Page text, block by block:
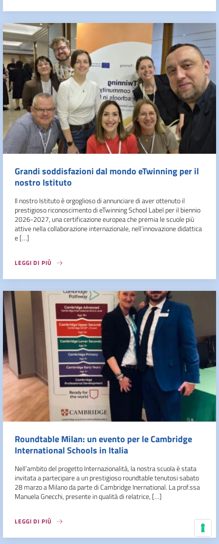
Grandi soddisfazioni dal mondo eTwinning per il
nostro Istituto
Il nostro Istituto è orgoglioso di annunciare di aver ottenuto il
prestigioso riconoscimento di eTwinning School Label per il biennio
2026-2027, una certificazione europea che premia le scuole più
attive nella collaborazione internazionale, nell’innovazione didattica
e […]
LEGGI DI PIÙ
Roundtable Milan: un evento per le Cambridge
International Schools in Italia
Nell’ambito del progetto Internazionalità, la nostra scuola è stata
invitata a partecipare a un prestigioso roundtable tenutosi sabato
28 marzo a Milano da parte di Cambridge Inernational. La prof.ssa
Manuela Gnecchi, presente in qualità di relatrice, […]
LEGGI DI PIÙ
Le